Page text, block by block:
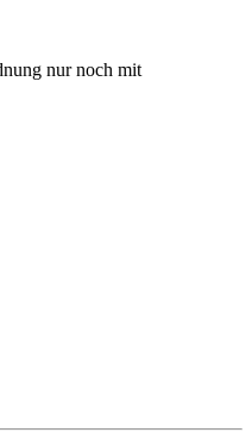
nur noch mit